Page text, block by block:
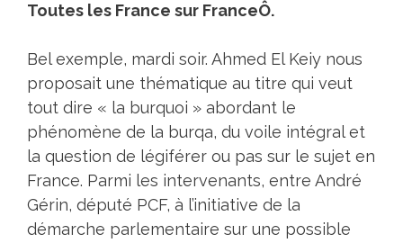
Toutes les France sur FranceÔ.
Bel exemple, mardi soir. Ahmed El Keiy nous
proposait une thématique au titre qui veut
tout dire « la burquoi » abordant le
phénomène de la burqa, du voile intégral et
la question de légiférer ou pas sur le sujet en
France. Parmi les intervenants, entre André
Gérin, député PCF, à l’initiative de la
démarche parlementaire sur une possible